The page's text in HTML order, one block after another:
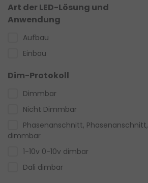
Art der LED-Lösung und
Anwendung
Aufbau
Einbau
Dim-Protokoll
Dimmbar
Nicht Dimmbar
Phasenanschnitt, Phasenanschnitt,
dimmbar
1-10v 0-10v dimbar
Dali dimbar